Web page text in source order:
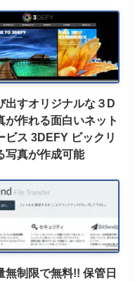
出すオリジナルな３D
が作れる面白いネット
ビス 3DEFY ビックリ
写真が作成可能
無制限で無料!! 保管日